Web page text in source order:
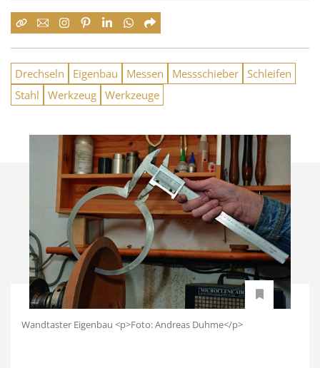
Drechseln Eigenbau Messen Messschieber Schleifen
Stahl
Werkzeug Werkzeuge
Wandtaster Eigenbau <p>Foto: Andreas Duhme</p>